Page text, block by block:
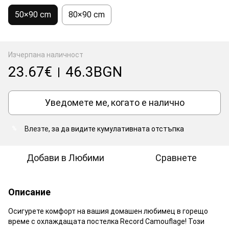
50×90 cm 80×90 cm
Изчерпана наличност
23.67€ | 46.3BGN
Уведомете ме, когато е налично
Влезте, за да видите кумулативната отстъпка
Добави в Любими Сравнете
Описание
Осигурете комфорт на вашия домашен любимец в горещо
време с охлаждащата постелка Record Camouflage! Този